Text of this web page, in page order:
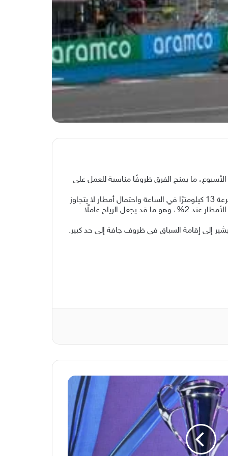
ما يمنح الفرق ظروفًا مناسبة للعمل على
ومن المتوقع أن تبلغ الحرارة 26 درجة مئوية يوم الجمعة خلال التجارب الحرة والتجارب التأهيلية للسباق القصير، مع رياح غربية بسرعة 13 كيلومترًا في الساعة واحتمال أمطار لا يتجاوز
2%.أما السبت، فترتفع الحرارة إلى 27 درجة مئوية مع رياح تصل سرعتها إلى 23 كيلومترًا في الساعة، فيما يبقى احتمال هطول الأمطار عند 2%، وهو ما قد يجعل الرياح عاملًا